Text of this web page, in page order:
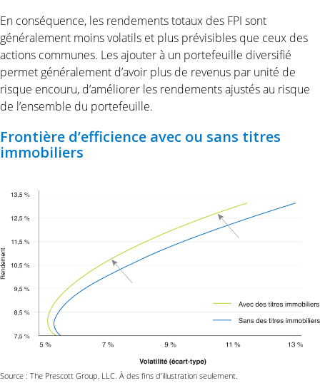
En conséquence, les rendements totaux des FPI sont
généralement moins volatils et plus prévisibles que ceux des
actions communes. Les ajouter à un portefeuille diversifié
permet généralement d’avoir plus de revenus par unité de
risque encouru, d’améliorer les rendements ajustés au risque
de l’ensemble du portefeuille.
Frontière d’efficience avec ou sans titres
immobiliers
Source : The Prescott Group, LLC. À des fins d’illustration seulement.